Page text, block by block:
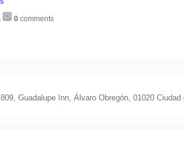
0 comments
Guadalupe Inn, Álvaro Obregón, 01020